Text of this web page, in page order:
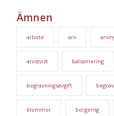
Ämnen
arbete arv
arvstvist balsamering
begravningsavgift
blommor borgerlig